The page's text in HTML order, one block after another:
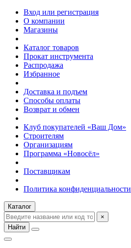
Вход или регистрация
О компании
Магазины
Каталог товаров
Прокат инструмента
Распродажа
Избранное
Доставка и подъем
Способы оплаты
Возврат и обмен
Клуб покупателей «Ваш Дом»
Строителям
Организациям
Программа «Новосёл»
Поставщикам
Политика конфиденциальности
Каталог
×
Найти